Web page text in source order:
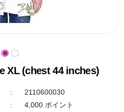
XL (chest 44 inches)
:
2110600030
: 4,000 ポイント